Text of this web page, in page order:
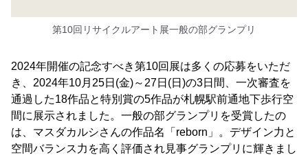
第10回リサイクルアート展一般の部グランプリ
2024年開催の記念すべき第10回展は多くの応募をいただ
き、2024年10月25日(金)～27日(日)の3日間、一次審査を
通過した18作品と特別賞の5作品が札幌駅前通地下歩行空
間に展示されました。一般の部グランプリを受賞したの
は、マスダカルシさんの作品名「reborn」。デザイン力と
空間バランス力を高く評価され見事グランプリに輝きまし